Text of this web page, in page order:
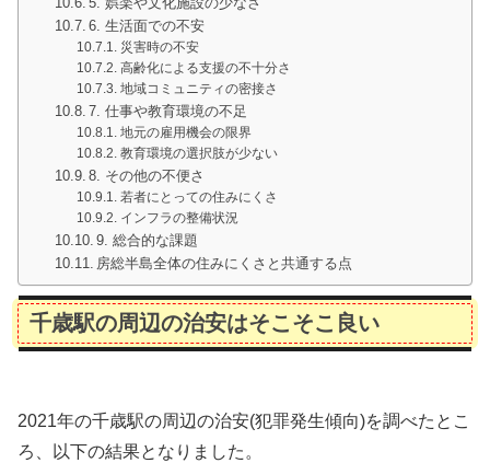
6. 生活面での不安
災害時の不安
高齢化による支援の不十分さ
地域コミュニティの密接さ
7. 仕事や教育環境の不足
地元の雇用機会の限界
教育環境の選択肢が少ない
8. その他の不便さ
若者にとっての住みにくさ
インフラの整備状況
9. 総合的な課題
房総半島全体の住みにくさと共通する点
千歳駅の周辺の治安はそこそこ良い
2021年の千歳駅の周辺の治安(犯罪発生傾向)を調べたとこ
ろ、以下の結果となりました。